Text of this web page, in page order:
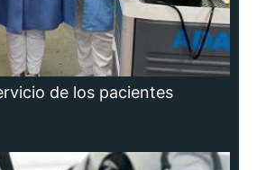
de los pacientes